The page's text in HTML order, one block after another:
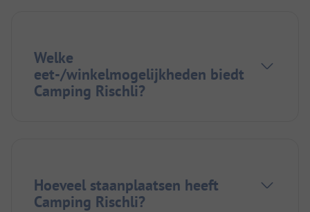
Welke
eet-/winkelmogelijkheden biedt
Camping Rischli?
Hoeveel staanplaatsen heeft
Camping Rischli?